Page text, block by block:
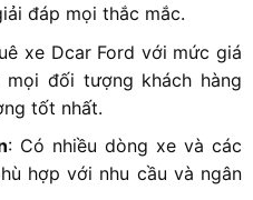
đáp mọi thắc mắc.
xe Dcar Ford với mức giá
đối tượng khách hàng
tốt nhất.
: Có nhiều dòng xe và các
hợp với nhu cầu và ngân